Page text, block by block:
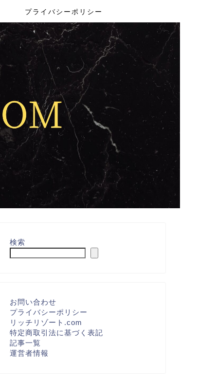
プライバシーポリシー
検索
お問い合わせ
プライバシーポリシー
リッチリゾート.com
特定商取引法に基づく表記
記事一覧
運営者情報